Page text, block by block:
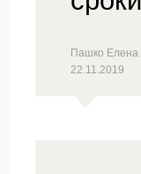
Пашко Елена
22.11.2019